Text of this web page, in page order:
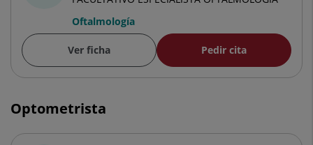
Oftalmología
Ver ficha Pedir cita
Optometrista